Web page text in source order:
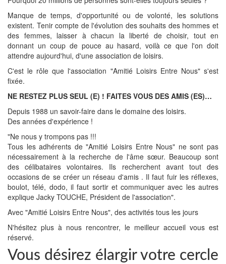
Manque de temps, d'opportunité ou de volonté, les solutions
existent. Tenir compte de l'évolution des souhaits des hommes et
des femmes, laisser à chacun la liberté de choisir, tout en
donnant un coup de pouce au hasard, voilà ce que l'on doit
attendre aujourd'hui, d'une association de loisirs.
C'est le rôle que l'association "Amitié Loisirs Entre Nous" s'est
fixée.
NE RESTEZ PLUS SEUL (E) ! FAITES VOUS DES AMIS (ES)…
Depuis 1988 un savoir-faire dans le domaine des loisirs.
Des années d'expérience !
"Ne nous y trompons pas !!!
Tous les adhérents de "Amitié Loisirs Entre Nous" ne sont pas
nécessairement à la recherche de l'âme sœur. Beaucoup sont
des célibataires volontaires. Ils recherchent avant tout des
occasions de se créer un réseau d'amis . Il faut fuir les réflexes,
boulot, télé, dodo, il faut sortir et communiquer avec les autres
explique Jacky TOUCHE, Président de l'association".
Avec "Amitié Loisirs Entre Nous", des activités tous les jours
N'hésitez plus à nous rencontrer, le meilleur accueil vous est
réservé.
Vous désirez élargir votre cercle